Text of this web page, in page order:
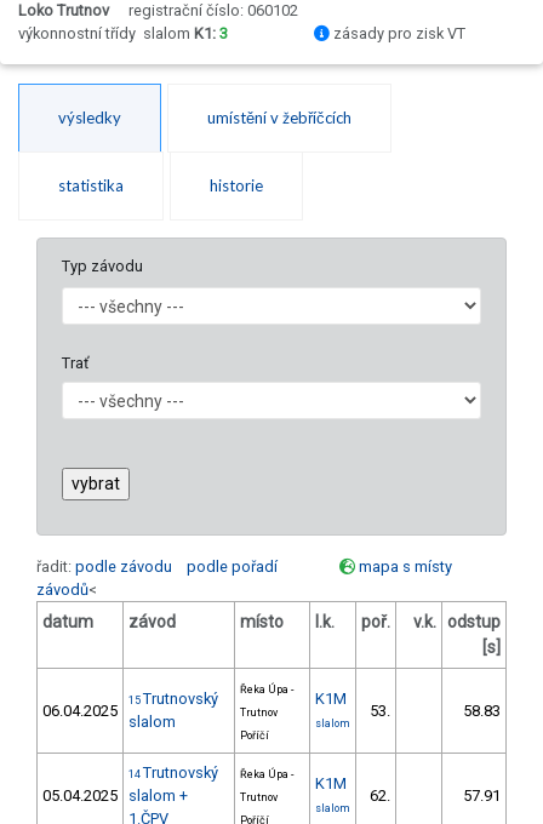
Loko Trutnov
registrační číslo: 060102
výkonnostní třídy slalom K1: 3 zásady pro zisk VT
výsledky umístění v žebříčcích
statistika historie
Typ závodu
Trať
řadit: podle závodu podle pořadí
mapa s místy
závodů<
datum závod místo l.k. poř. v.k. odstup
[s]
06.04.2025
15 Trutnovský
slalom
Řeka Úpa -
Trutnov
Poříčí
K1M
slalom
53. 58.83
05.04.2025
14 Trutnovský
slalom +
1.ČPV
Řeka Úpa -
Trutnov
Poříčí
K1M
slalom
62. 57.91